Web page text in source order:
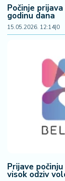
Počinje
godinu dana
15.05.2026. 12:14|0
Prijave
visok odziv